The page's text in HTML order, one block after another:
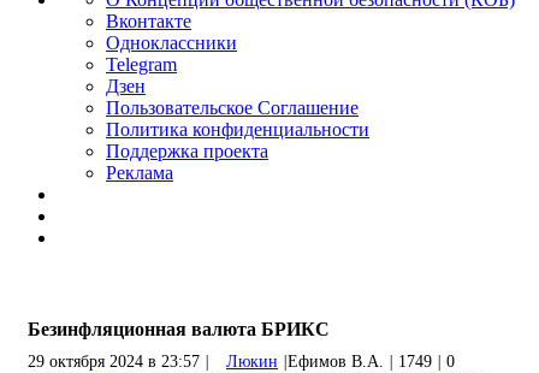
Вконтакте
Одноклассники
Telegram
Дзен
Пользовательское Соглашение
Политика конфиденциальности
Поддержка проекта
Реклама
Безинфляционная валюта БРИКС
29 октября 2024 в 23:57 Люкин Ефимов В.А. 1749
0